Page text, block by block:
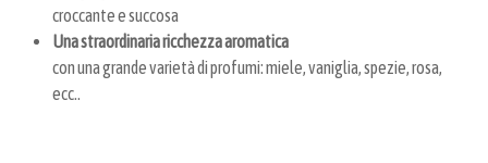
croccante e succosa
Una straordinaria ricchezza aromatica
con una grande varietà di profumi: miele, vaniglia, spezie, rosa,
ecc..